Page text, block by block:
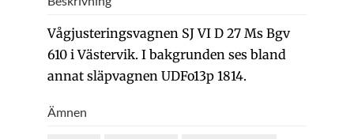
Vågjusteringsvagnen SJ VI D 27 Ms Bgv
610 i Västervik. I bakgrunden ses bland
annat släpvagnen UDFo13p 1814.
Ämnen